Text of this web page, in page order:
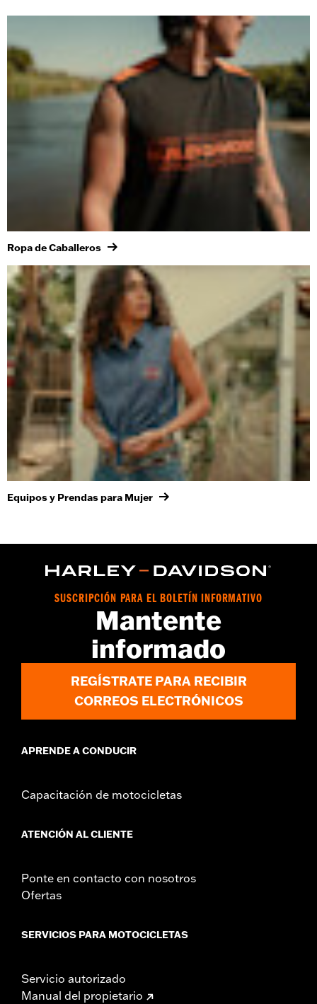
Ropa de Caballeros
Equipos y Prendas para Mujer
SUSCRIPCIÓN PARA EL BOLETÍN INFORMATIVO
Mantente
informado
REGÍSTRATE PARA RECIBIR
CORREOS ELECTRÓNICOS
APRENDE A CONDUCIR
Capacitación de motocicletas
ATENCIÓN AL CLIENTE
Ponte en contacto con nosotros
Ofertas
SERVICIOS PARA MOTOCICLETAS
Servicio autorizado
Manual del propietario